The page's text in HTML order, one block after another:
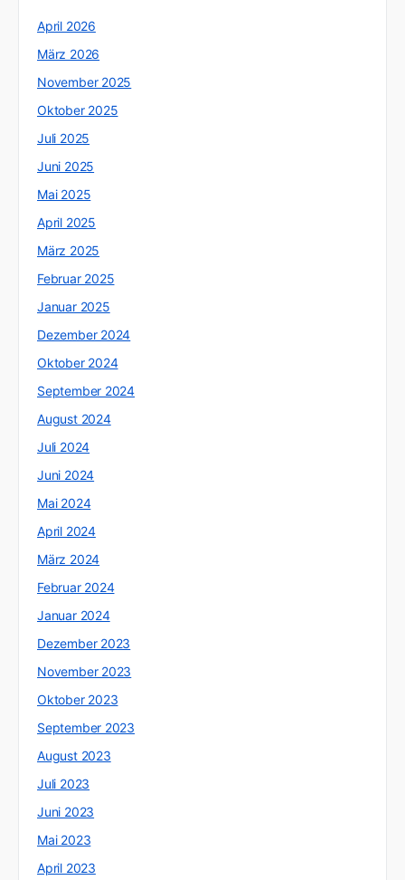
April 2026
März 2026
November 2025
Oktober 2025
Juli 2025
Juni 2025
Mai 2025
April 2025
März 2025
Februar 2025
Januar 2025
Dezember 2024
Oktober 2024
September 2024
August 2024
Juli 2024
Juni 2024
Mai 2024
April 2024
März 2024
Februar 2024
Januar 2024
Dezember 2023
November 2023
Oktober 2023
September 2023
August 2023
Juli 2023
Juni 2023
Mai 2023
April 2023